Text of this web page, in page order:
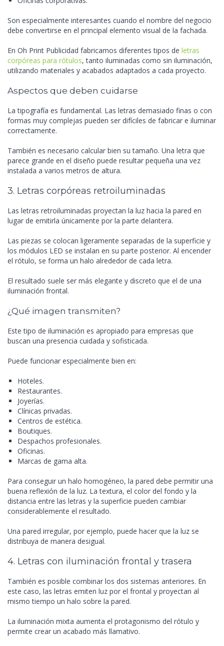
Son especialmente interesantes cuando el nombre del negocio
debe convertirse en el principal elemento visual de la fachada.
En Oh Print Publicidad fabricamos diferentes tipos de letras
corpóreas para rótulos, tanto iluminadas como sin iluminación,
utilizando materiales y acabados adaptados a cada proyecto.
Aspectos que deben cuidarse
La tipografía es fundamental. Las letras demasiado finas o con
formas muy complejas pueden ser difíciles de fabricar e iluminar
correctamente.
También es necesario calcular bien su tamaño. Una letra que
parece grande en el diseño puede resultar pequeña una vez
instalada a varios metros de altura.
3. Letras corpóreas retroiluminadas
Las letras retroiluminadas proyectan la luz hacia la pared en
lugar de emitirla únicamente por la parte delantera.
Las piezas se colocan ligeramente separadas de la superficie y
los módulos LED se instalan en su parte posterior. Al encender
el rótulo, se forma un halo alrededor de cada letra.
El resultado suele ser más elegante y discreto que el de una
iluminación frontal.
¿Qué imagen transmiten?
Este tipo de iluminación es apropiado para empresas que
buscan una presencia cuidada y sofisticada.
Puede funcionar especialmente bien en:
Hoteles.
Restaurantes.
Joyerías.
Clínicas privadas.
Centros de estética.
Boutiques.
Despachos profesionales.
Oficinas.
Marcas de gama alta.
Para conseguir un halo homogéneo, la pared debe permitir una
buena reflexión de la luz. La textura, el color del fondo y la
distancia entre las letras y la superficie pueden cambiar
considerablemente el resultado.
Una pared irregular, por ejemplo, puede hacer que la luz se
distribuya de manera desigual.
4. Letras con iluminación frontal y trasera
También es posible combinar los dos sistemas anteriores. En
este caso, las letras emiten luz por el frontal y proyectan al
mismo tiempo un halo sobre la pared.
La iluminación mixta aumenta el protagonismo del rótulo y
permite crear un acabado más llamativo.